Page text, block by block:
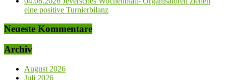
eine positive Turnierbilanz
Neueste Kommentare
Archiv
August 2026
Juli 2026